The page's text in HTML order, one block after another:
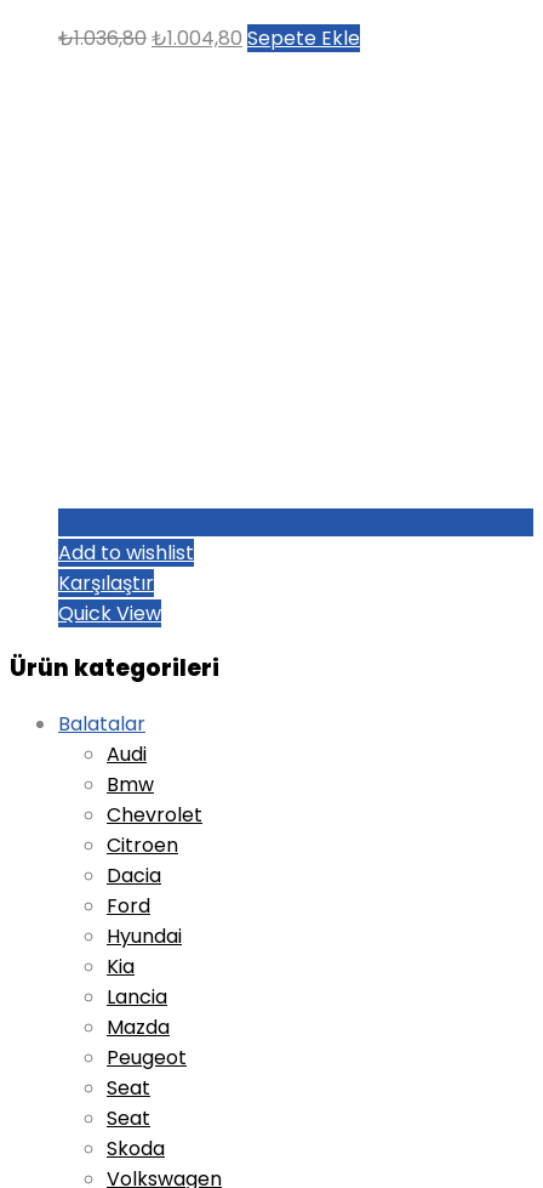
₺1.036,80Orijinal
₺1.004,80 Şu
Sepete Ekle
Add to wishlist
Karşılaştır
Quick View
Ürün kategorileri
Balatalar
Audi
Bmw
Chevrolet
Citroen
Dacia
Ford
Hyundai
Kia
Lancia
Mazda
Peugeot
Seat
Seat
Skoda
Volkswagen